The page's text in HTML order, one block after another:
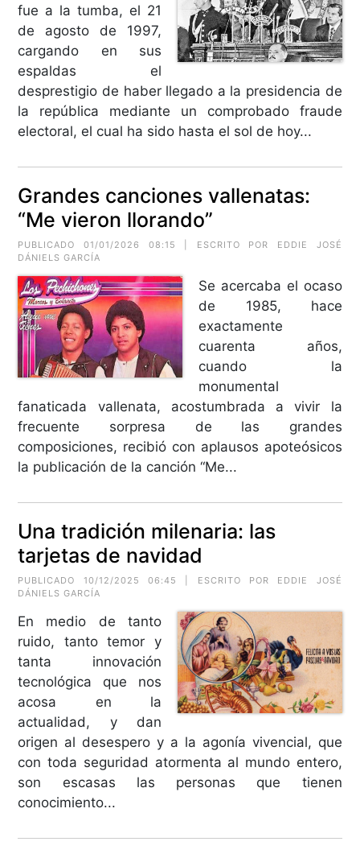
fue a la tumba, el 21
de agosto de 1997,
cargando en sus
espaldas el
desprestigio de haber llegado a la presidencia de
la república mediante un comprobado fraude
electoral, el cual ha sido hasta el sol de hoy...
Grandes canciones vallenatas:
“Me vieron llorando”
PUBLICADO 01/01/2026 08:15 | ESCRITO POR EDDIE JOSÉ
DÁNIELS GARCÍA
Se acercaba el ocaso
de 1985, hace
exactamente
cuarenta años,
cuando la
monumental
fanaticada vallenata, acostumbrada a vivir la
frecuente sorpresa de las grandes
composiciones, recibió con aplausos apoteósicos
la publicación de la canción “Me...
Una tradición milenaria: las
tarjetas de navidad
PUBLICADO 10/12/2025 06:45 | ESCRITO POR EDDIE JOSÉ
DÁNIELS GARCÍA
En medio de tanto
ruido, tanto temor y
tanta innovación
tecnológica que nos
acosa en la
actualidad, y dan
origen al desespero y a la agonía vivencial, que
con toda seguridad atormenta al mundo entero,
son escasas las personas que tienen
conocimiento...